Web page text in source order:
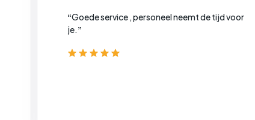
“Goede service , personeel neemt de tijd voor
je.”